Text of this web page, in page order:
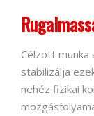
Célzott munka
stabilizálja
nehéz fizikai